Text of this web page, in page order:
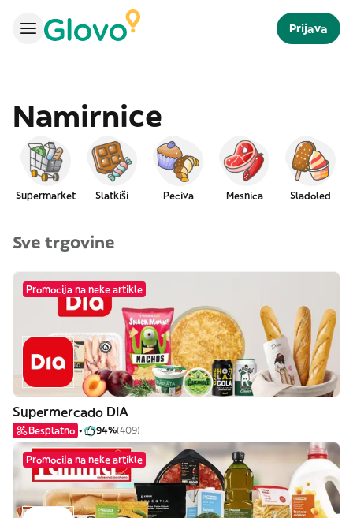
Prijava
Namirnice
Supermarket Slatkiši Peciva Mesnica Sladoled
Sve trgovine
Promocija na neke artikle
Supermercado DIA
Besplatno 94%(409)
Promocija na neke artikle